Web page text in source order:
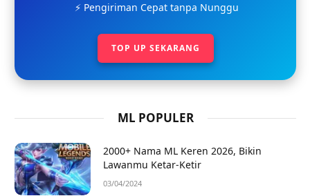
⚡ Pengiriman Cepat tanpa Nunggu
TOP UP SEKARANG
ML POPULER
2000+ Nama ML Keren 2026, Bikin
Lawanmu Ketar-Ketir
03/04/2024